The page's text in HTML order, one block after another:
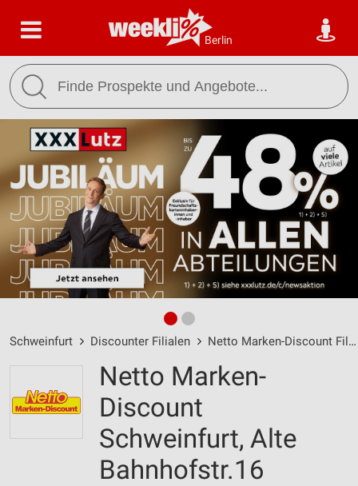
Berlin
Schweinfurt Discounter Filialen Netto Marken-Discount Filialen
Netto Marken-
Discount
Schweinfurt, Alte
Bahnhofstr.16